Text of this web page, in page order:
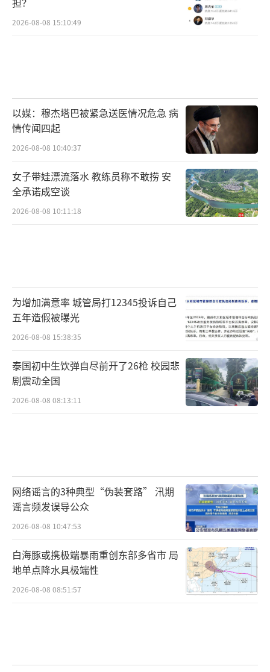
2026-08-08 15:10:49
以媒：穆杰塔巴被紧急送医情况危急 病
情传闻四起
2026-08-08 10:40:37
女子带娃漂流落水 教练员称不敢捞 安
全承诺成空谈
2026-08-08 10:11:18
为增加满意率 城管局打12345投诉自己
五年造假被曝光
2026-08-08 15:38:35
泰国初中生饮弹自尽前开了26枪 校园悲
剧震动全国
2026-08-08 08:13:11
网络谣言的3种典型“伪装套路” 汛期
谣言频发误导公众
2026-08-08 10:47:53
白海豚或携极端暴雨重创东部多省市 局
地单点降水具极端性
2026-08-08 08:51:57